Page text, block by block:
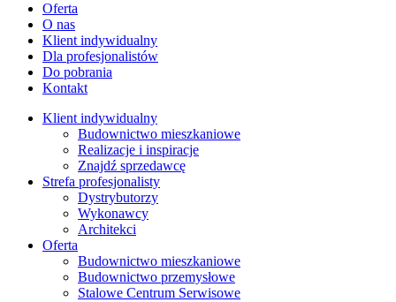
Oferta
O nas
Klient indywidualny
Dla profesjonalistów
Do pobrania
Kontakt
Klient indywidualny
Budownictwo mieszkaniowe
Realizacje i inspiracje
Znajdź sprzedawcę
Strefa profesjonalisty
Dystrybutorzy
Wykonawcy
Architekci
Oferta
Budownictwo mieszkaniowe
Budownictwo przemysłowe
Stalowe Centrum Serwisowe